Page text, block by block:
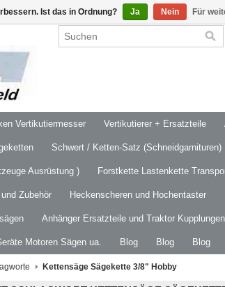
Vertikutiermesser Vertikutierer + Ersatzteile
Schwert / Ketten-Satz (Schneidgarnituren)
Ausrüstung ) Forstkette Lastenkette
Zubehör Heckenscheren und Hochentaster
Anhänger Ersatzteile und Traktor Kupplungen
Motoren Sägen ua. Blog Blog Blog
Kettensäge Sägekette 3/8" Hobby
Ist das in Ordnung? Ja Nein Für